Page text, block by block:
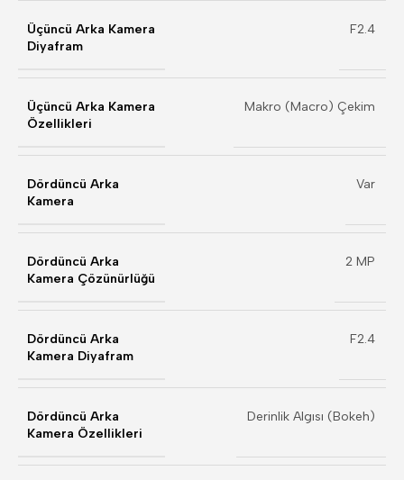
Üçüncü Arka Kamera
Diyafram
F2.4
Üçüncü Arka Kamera
Özellikleri
Makro (Macro) Çekim
Dördüncü Arka
Kamera
Var
Dördüncü Arka
Kamera Çözünürlüğü
2 MP
Dördüncü Arka
Kamera Diyafram
F2.4
Dördüncü Arka
Kamera Özellikleri
Derinlik Algısı (Bokeh)